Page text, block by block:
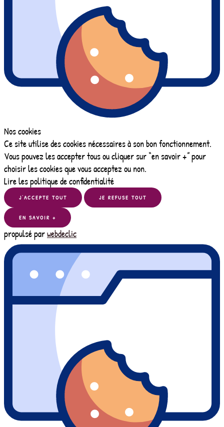
Nos cookies
Ce site utilise des cookies nécessaires à son bon fonctionnement.
Vous pouvez les accepter tous ou cliquer sur “en savoir +” pour
choisir les cookies que vous acceptez ou non.
Lire les politique de confidentialité
J’ACCEPTE TOUT JE REFUSE TOUT
EN SAVOIR +
propulsé parwebdeclic